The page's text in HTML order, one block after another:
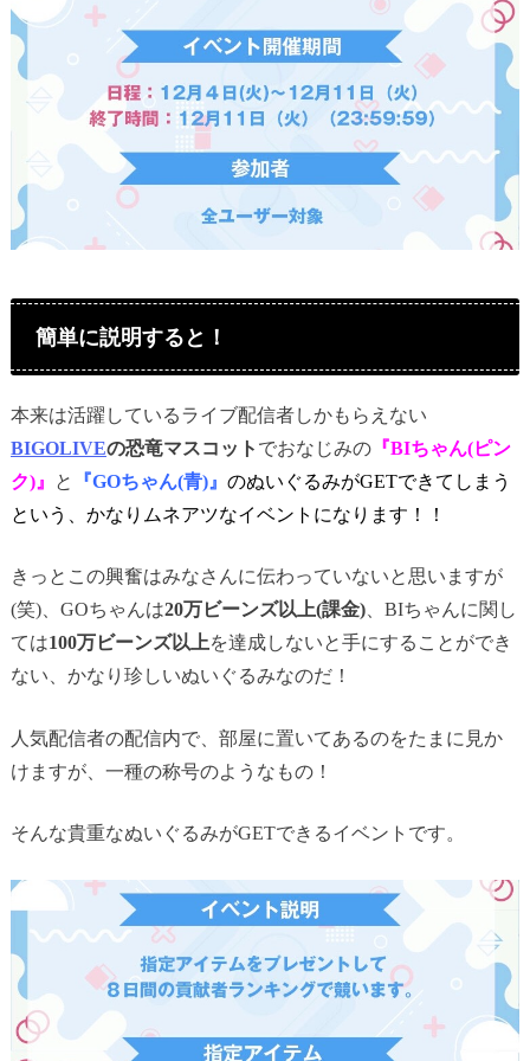
簡単に説明すると！
本来は活躍しているライブ配信者しかもらえない
BIGOLIVEの恐竜マスコット でおなじみの『BIちゃん(ピン
ク)』
と 『GOちゃん(青)』 のぬいぐるみがGETできてしまう
という、かなりムネアツなイベントになります！！
きっとこの興奮はみなさんに伝わっていないと思いますが
(笑)、GOちゃんは20万ビーンズ以上(課金)、BIちゃんに関し
ては100万ビーンズ以上を達成しないと手にすることができ
ない、かなり珍しいぬいぐるみなのだ！
人気配信者の配信内で、部屋に置いてあるのをたまに見か
けますが、一種の称号のようなもの！
そんな貴重なぬいぐるみがGETできるイベントです。